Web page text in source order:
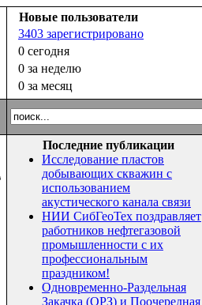
Новые пользователи
3403 зарегистрировано
0 сегодня
0 за неделю
0 за месяц
Последние публикации
Исследование пластов
добывающих скважин с
использованием
акустического канала связи
НИИ СибГеоТех поздравляет
работников нефтегазовой
промышленности с их
профессиональным
праздником!
Одновременно-Раздельная
Закачка (ОРЗ) и Поочередная